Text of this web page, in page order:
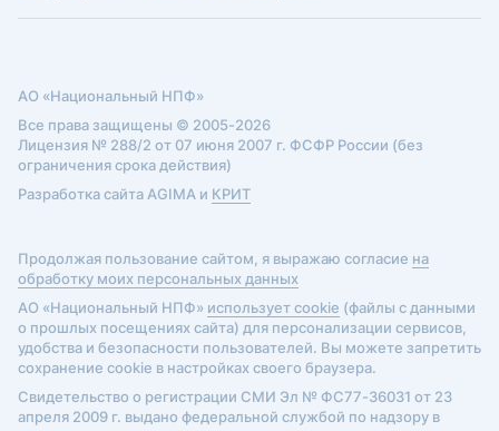
АО «Национальный НПФ»
Все права защищены © 2005-2026
Лицензия № 288/2 от 07 июня 2007 г. ФСФР России (без
ограничения срока действия)
Разработка сайта AGIMA и КРИТ
Продолжая пользование сайтом, я выражаю согласие на
обработку моих персональных данных
АО «Национальный НПФ» использует cookie (файлы с данными
о прошлых посещениях сайта) для персонализации сервисов,
удобства и безопасности пользователей. Вы можете запретить
сохранение cookie в настройках своего браузера.
Свидетельство о регистрации СМИ Эл № ФС77-36031 от 23
апреля 2009 г. выдано федеральной службой по надзору в